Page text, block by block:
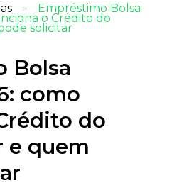
> Empréstimo Bolsa
o Crédito do
solicitar
Bolsa
como
do
e quem